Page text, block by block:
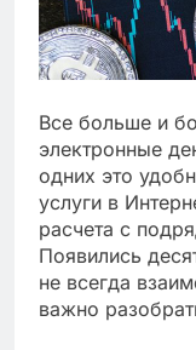
Все больше и
электронные
одних это
услуги в
расчета с
Появились
не всегда
важно